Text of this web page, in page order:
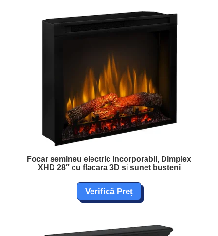
Focar semineu electric incorporabil, Dimplex
XHD 28″ cu flacara 3D si sunet busteni
Verifică Preț